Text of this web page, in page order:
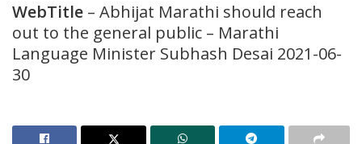
WebTitle – Abhijat Marathi should reach
out to the general public – Marathi
Language Minister Subhash Desai 2021-06-
30